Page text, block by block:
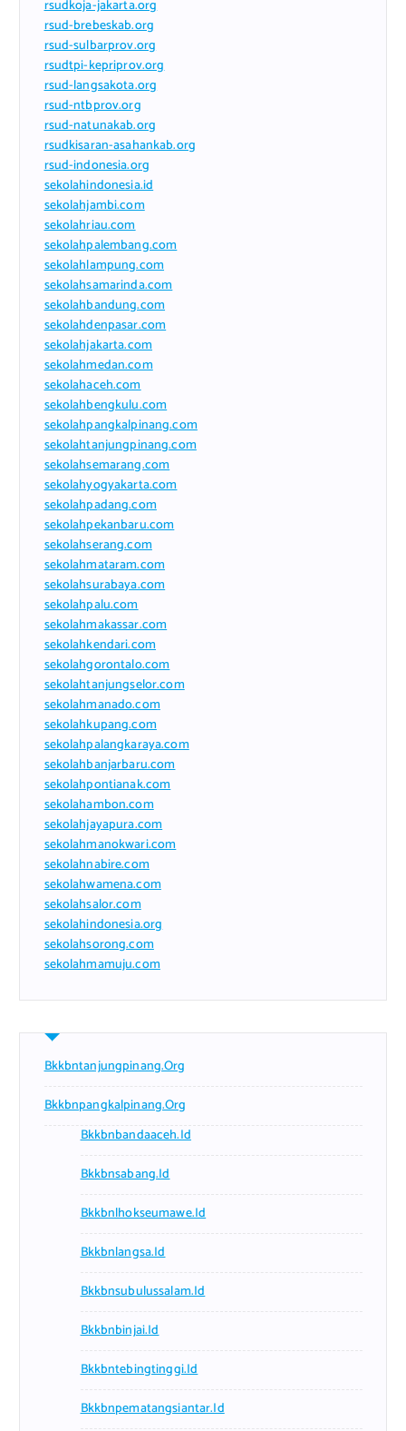
rsudkoja-jakarta.org
rsud-brebeskab.org
rsud-sulbarprov.org
rsudtpi-kepriprov.org
rsud-langsakota.org
rsud-ntbprov.org
rsud-natunakab.org
rsudkisaran-asahankab.org
rsud-indonesia.org
sekolahindonesia.id
sekolahjambi.com
sekolahriau.com
sekolahpalembang.com
sekolahlampung.com
sekolahsamarinda.com
sekolahbandung.com
sekolahdenpasar.com
sekolahjakarta.com
sekolahmedan.com
sekolahaceh.com
sekolahbengkulu.com
sekolahpangkalpinang.com
sekolahtanjungpinang.com
sekolahsemarang.com
sekolahyogyakarta.com
sekolahpadang.com
sekolahpekanbaru.com
sekolahserang.com
sekolahmataram.com
sekolahsurabaya.com
sekolahpalu.com
sekolahmakassar.com
sekolahkendari.com
sekolahgorontalo.com
sekolahtanjungselor.com
sekolahmanado.com
sekolahkupang.com
sekolahpalangkaraya.com
sekolahbanjarbaru.com
sekolahpontianak.com
sekolahambon.com
sekolahjayapura.com
sekolahmanokwari.com
sekolahnabire.com
sekolahwamena.com
sekolahsalor.com
sekolahindonesia.org
sekolahsorong.com
sekolahmamuju.com
Bkkbntanjungpinang.org
Bkkbnpangkalpinang.org
Bkkbnbandaaceh.id
Bkkbnsabang.id
Bkkbnlhokseumawe.id
Bkkbnlangsa.id
Bkkbnsubulussalam.id
Bkkbnbinjai.id
Bkkbntebingtinggi.id
Bkkbnpematangsiantar.id